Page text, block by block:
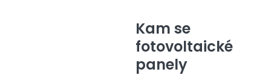
Kam se
fotovoltaické
panely